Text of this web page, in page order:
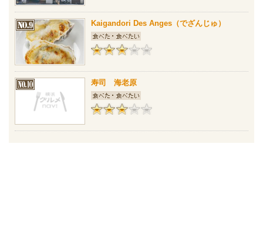
Kaigandori Des Anges（でざんじゅ）
寿司 海老原